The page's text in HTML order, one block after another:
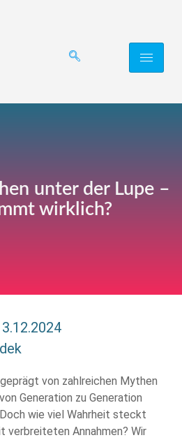
unter der Lupe –
wirklich?
von zahlreichen Mythen
Generation zu Generation
wie viel Wahrheit steckt
verbreiteten Annahmen? Wir